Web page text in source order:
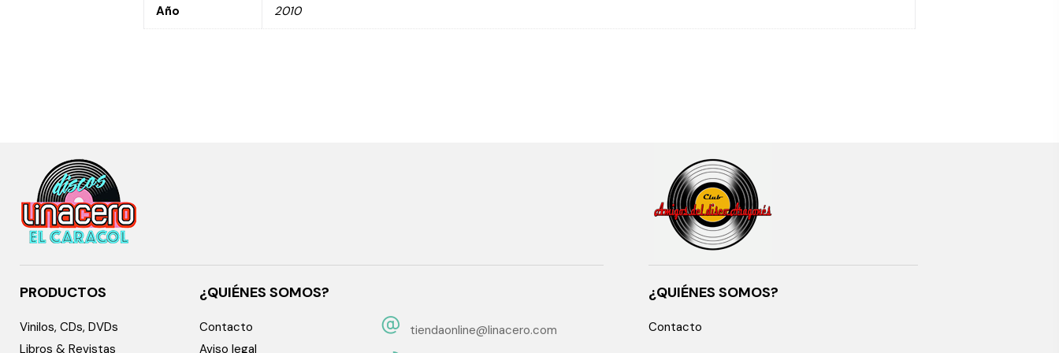
Año 2010
PRODUCTOS
Vinilos, CDs, DVDs
Libros & Revistas
¿QUIÉNES SOMOS?
Contacto
Aviso legal
tiendaonline@linacero.com
¿QUIÉNES SOMOS?
Contacto